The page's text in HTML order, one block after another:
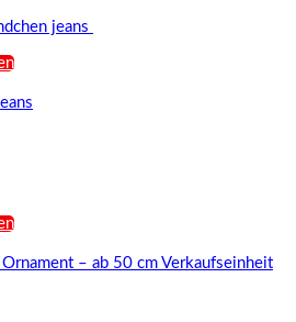
– ab 50 cm Verkaufseinheit